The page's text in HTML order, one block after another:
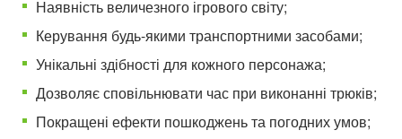
Наявність величезного ігрового світу;
Керування будь-якими транспортними засобами;
Унікальні здібності для кожного персонажа;
Дозволяє сповільнювати час при виконанні трюків;
Покращені ефекти пошкоджень та погодних умов;